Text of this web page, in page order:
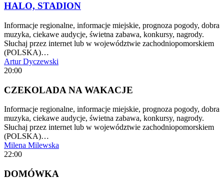
HALO, STADION
Informacje regionalne, informacje miejskie, prognoza pogody, dobra
muzyka, ciekawe audycje, świetna zabawa, konkursy, nagrody.
Słuchaj przez internet lub w województwie zachodniopomorskiem
(POLSKA)…
Artur Dyczewski
20:00
CZEKOLADA NA WAKACJE
Informacje regionalne, informacje miejskie, prognoza pogody, dobra
muzyka, ciekawe audycje, świetna zabawa, konkursy, nagrody.
Słuchaj przez internet lub w województwie zachodniopomorskiem
(POLSKA)…
Milena Milewska
22:00
DOMÓWKA